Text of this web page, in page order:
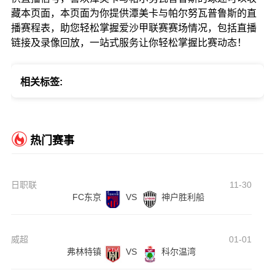
藏本页面，本页面为你提供潭美卡与帕尔努瓦普鲁斯的直
播赛程表，助您轻松掌握爱沙甲联赛赛场情况，包括直播
链接及录像回放，一站式服务让你轻松掌握比赛动态！
相关标签:
热门赛事
日职联
11-30
FC东京
VS 神户胜利船
威超
01-01
弗林特镇
VS 科尔温湾